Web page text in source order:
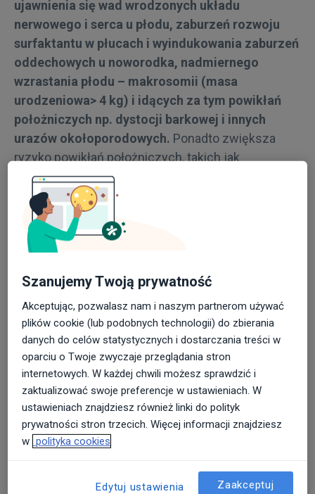
ujawnienia się wad wrodzonych układu
nerwowego i serca u płodu, zaburzeń rozwoju
surfaktantu w płucach i wyindukowania zaburzeń
oddechowych u noworodka, nadmiernego
wzrastania płodu – makrosomii (masa
urodzeniowa> 4 kg) i idących za tym powikłań
położniczych np. dystocji barkowej i innych
urazów okołoporodowych. Ponadto zwiększa
ryzyko powikłań położniczych, takich jak
wielowodzie, nadciśnienie indukowane ciążą, stan
przedrzucawkowy, niska punktacja w skali Apgar
po urodzeniu, niedocukrzenie noworodka czy
niskie stężenie wapnia we krwi po urodzeniu,
mogące prowadzić do napadów drgawkowych.
podjęcia odpowiedniego leczenia może skutkować
ciążą obumarłą, zaburzeniami wzrostu
wewnątrzmacicznego np. hipotrofią
wewnątrzmaciczną, szczególnie w obliczu
zaawansowanych zmian w łożysku naczyniowym.
Cukrzycę w czasie ciąży leczy się insuliną,
natomiast po rozwiązaniu można dalej
kontynuować insulinę bądź przejść na leki doustne.
Do 2014 r. obowiązywały stare wytyczne
Szanujemy Twoją prywatność
Akceptując, pozwalasz nam i naszym partnerom używać
plików cookie (lub podobnych technologii) do zbierania
danych do celów statystycznych i dostarczania treści w
oparciu o Twoje zwyczaje przeglądania stron
internetowych. W każdej chwili możesz sprawdzić i
zaktualizować swoje preferencje w ustawieniach. W
ustawieniach znajdziesz również linki do polityk
prywatności stron trzecich. Więcej informacji znajdziesz
w polityka cookies
Edytuj ustawienia Zaakceptuj